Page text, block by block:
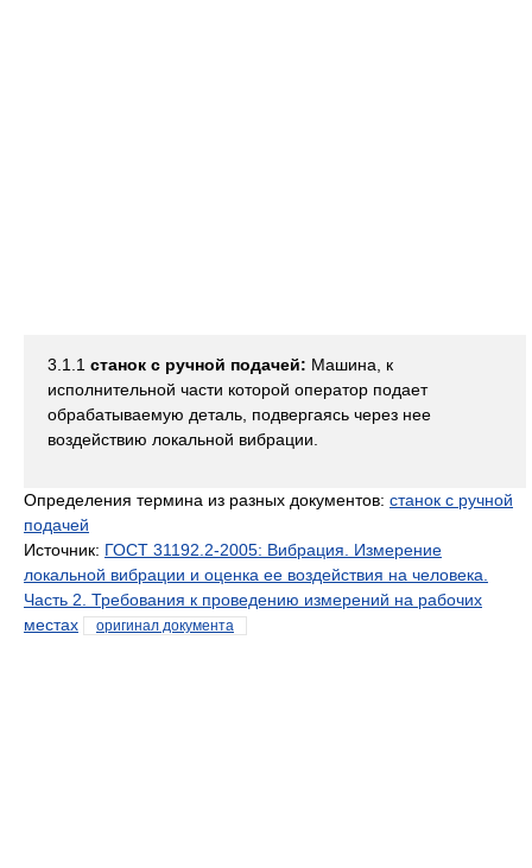
3.1.1 станок с ручной подачей: Машина, к
исполнительной части которой оператор подает
обрабатываемую деталь, подвергаясь через нее
воздействию локальной вибрации.
Определения термина из разных документов: станок с ручной
подачей
Источник: ГОСТ 31192.2-2005: Вибрация. Измерение
локальной вибрации и оценка ее воздействия на человека.
Часть 2. Требования к проведению измерений на рабочих
местах
оригинал документа